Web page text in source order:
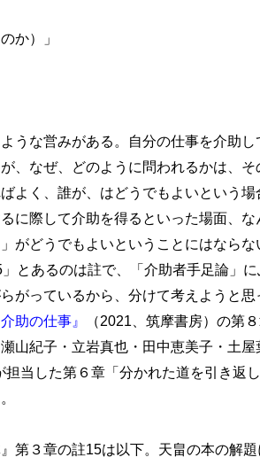
か）」
うな営みがある。自分の仕事を介助
、なぜ、どのように問われるかは、
よく、誰が、はどうでもよいという
に際して介助を得るといった場面、な
がどうでもよいということにはなら
とあるのは註で、「介助者手足論」
がっているから、分けて考えようと
介助の仕事』
（2021、筑摩書房）の第
山紀子・立岩真也・田中恵美子・土屋
担当した第６章「分かれた道を引き返
３章の註15は以下。天畠の本の解題